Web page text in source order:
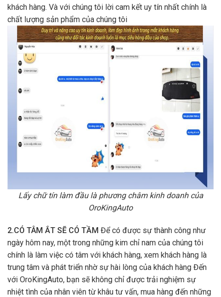
khách hàng. Và với chúng tôi lời cam kết uy tín nhất chính là
chất lượng sản phẩm của chúng tôi
Lấy chữ tín làm đầu là phương châm kinh doanh của
OroKingAuto
2.CÓ TÂM ẮT SẼ CÓ TẦM Để có được sự thành công như
ngày hôm nay, một trong những kim chỉ nam của chúng tôi
chính là làm việc có tâm với khách hàng, xem khách hàng là
trung tâm và phát triển nhờ sự hài lòng của khách hàng Đến
với OroKingAuto, bạn sẽ không chỉ được trải nghiệm sự
nhiệt tình của nhân viên từ khâu tư vấn, mua hàng đến những